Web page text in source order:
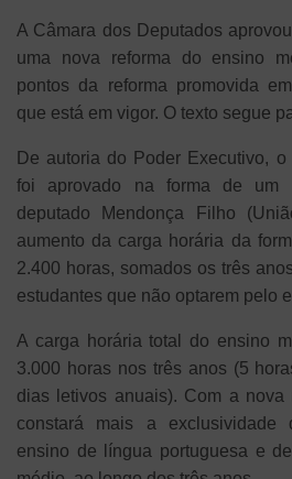
A Câmara dos Deputados
uma nova reforma do ensino
pontos da reforma promovida
que está em vigor. O texto segue
De autoria do Poder Executivo,
foi aprovado na forma de um
deputado Mendonça Filho
aumento da carga horária da
2.400 horas, somados os três
estudantes que não optarem pelo
A carga horária total do ensino
3.000 horas nos três anos (5
dias letivos anuais). Com a nova
constará mais a exclusividade
ensino de língua portuguesa e